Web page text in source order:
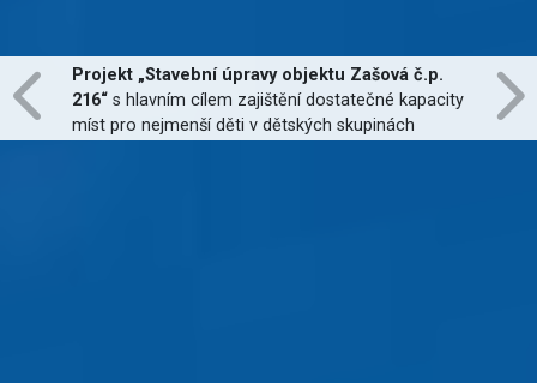
Projekt „Stavební úpravy objektu Zašová č.p.
216“ s hlavním cílem zajištění dostatečné kapacity
míst pro nejmenší děti v dětských skupinách